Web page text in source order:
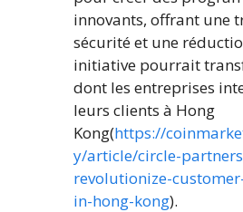
innovants, offrant une
sécurité et une
initiative pourrait
dont les entreprises
leurs clients à Hong
Kong(https://
y/article/circle-
revolutionize-
in-hong-kong).